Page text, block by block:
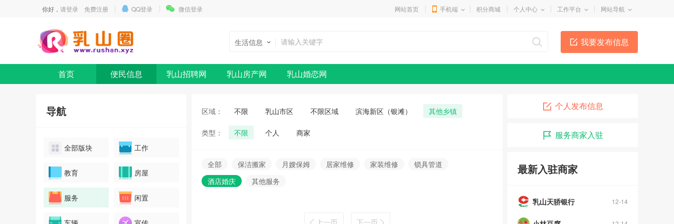
你好， 请登录 免费注册 QQ登录 微信登录 网站首页 手机端 积分商城 个人中心 工作平台 网站导航
我要发布信息
生活信息
首页 便民信息 乳山招聘网 乳山房产网 乳山婚恋网
导航
全部版块 工作
教育 房屋
服务 闲置
区域： 不限 乳山市区 不限区域 滨海新区（银滩） 其他乡镇
类型： 不限 个人 商家
全部 保洁搬家 月嫂保姆 居家维修 家装维修
锁具管道
酒店婚庆
其他服务
个人发布信息
服务商家入驻
最新入驻商家
12-14
乳山天骄银行